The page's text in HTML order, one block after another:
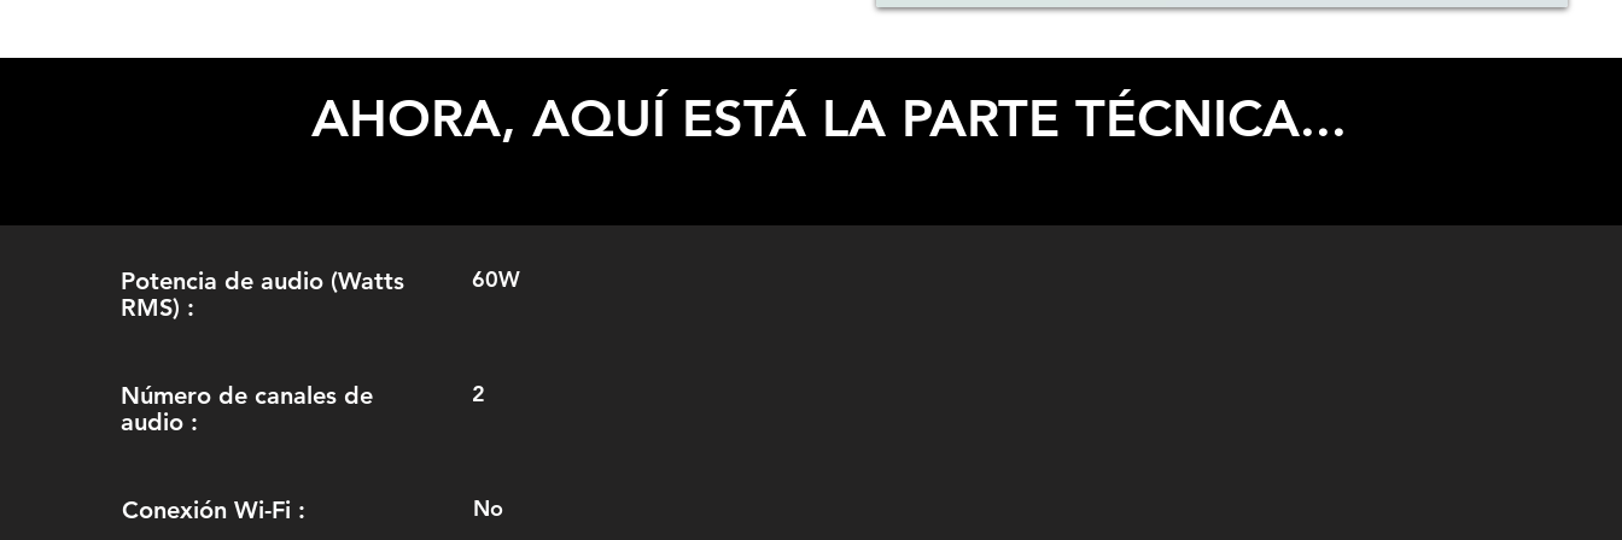
ESPECIFICACIONES
AHORA, AQUÍ ESTÁ LA PARTE TÉCNICA...
Potencia de audio (Watts
RMS) :
60W
Número de canales de
audio :
2
Conexión Wi-Fi : No